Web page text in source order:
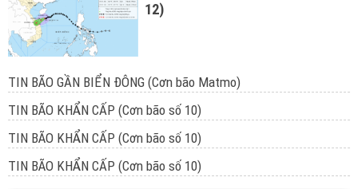
12)
TIN BÃO GẦN BIỂN ĐÔNG (Cơn bão Matmo)
TIN BÃO KHẨN CẤP (Cơn bão số 10)
TIN BÃO KHẨN CẤP (Cơn bão số 10)
TIN BÃO KHẨN CẤP (Cơn bão số 10)